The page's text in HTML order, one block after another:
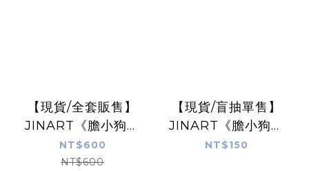
【現貨/全套販售】
JINART《膽小狗英
雄》粉色系束口袋 (全
套4款)
NT$600
NT$600
【現貨/盲抽單售】
JINART《膽小狗英
雄》粉色系束口袋(全
NT$150